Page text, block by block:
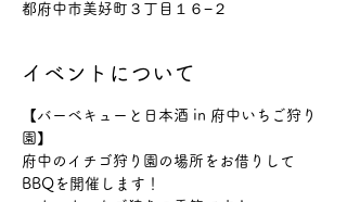
都府中市美好町３丁目１６−２
イベントについて
【バーベキューと日本酒 in 府中いちご狩り
園】
府中のイチゴ狩り園の場所をお借りして
BBQを開催します！